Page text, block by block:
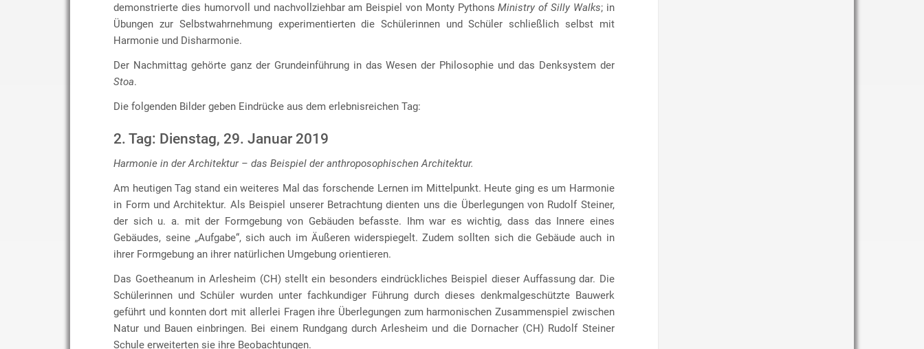
demonstrierte dies humorvoll und nachvollziehbar am Beispiel von Monty PythonsMinistry of Silly Walks; in
Übungen zur Selbstwahrnehmung experimentierten die Schülerinnen und Schüler schließlich selbst mit
Harmonie und Disharmonie.
Der Nachmittag gehörte ganz der Grundeinführung in das Wesen der Philosophie und das Denksystem der
Stoa.
Die folgenden Bilder geben Eindrücke aus dem erlebnisreichen Tag:
2. Tag: Dienstag, 29. Januar 2019
Harmonie in der Architektur – das Beispiel der anthroposophischen Architektur.
Am heutigen Tag stand ein weiteres Mal das forschende Lernen im Mittelpunkt. Heute ging es um Harmonie
in Form und Architektur. Als Beispiel unserer Betrachtung dienten uns die Überlegungen von Rudolf Steiner,
der sich u. a. mit der Formgebung von Gebäuden befasste. Ihm war es wichtig, dass das Innere eines
Gebäudes, seine „Aufgabe“, sich auch im Äußeren widerspiegelt. Zudem sollten sich die Gebäude auch in
ihrer Formgebung an ihrer natürlichen Umgebung orientieren.
Das Goetheanum in Arlesheim (CH) stellt ein besonders eindrückliches Beispiel dieser Auffassung dar. Die
Schülerinnen und Schüler wurden unter fachkundiger Führung durch dieses denkmalgeschützte Bauwerk
geführt und konnten dort mit allerlei Fragen ihre Überlegungen zum harmonischen Zusammenspiel zwischen
Natur und Bauen einbringen. Bei einem Rundgang durch Arlesheim und die Dornacher (CH) Rudolf Steiner
Schule erweiterten sie ihre Beobachtungen.